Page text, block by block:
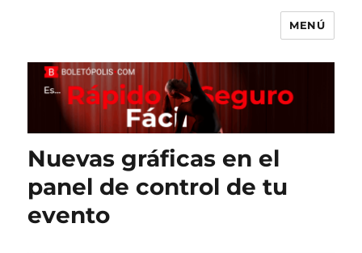
MENÚ
Nuevas gráficas en el
panel de control de tu
evento